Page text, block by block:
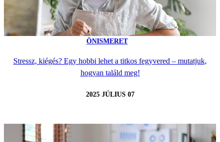
ÖNISMERET
Stressz, kiégés? Egy hobbi lehet a titkos fegyvered – mutatjuk,
hogyan találd meg!
2025 JÚLIUS 07